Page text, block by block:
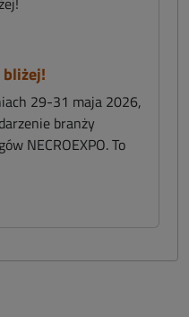
bliżej!
29-31 maja 2026,
branży
NECROEXPO. To